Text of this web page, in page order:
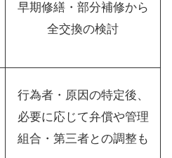
早期修繕・部分補修から
全交換の検討
行為者・原因の特定後、
必要に応じて弁償や管理
組合・第三者との調整も